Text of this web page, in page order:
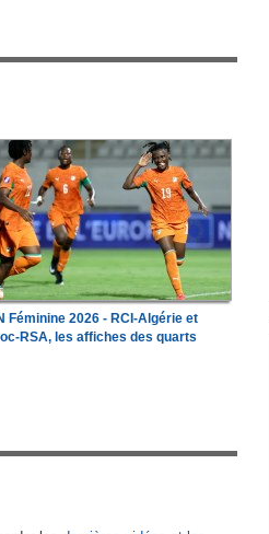
Féminine 2026 - RCI-Algérie et
RSA, les affiches des quarts